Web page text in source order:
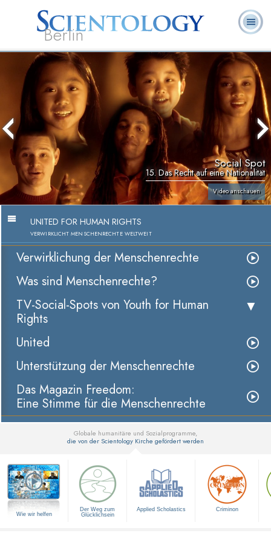
Berlin
Über uns
L. Ron
Hubbard
Scientology?
Ehrenamtliche
Geistliche
Häufig
gestellte
Fragen
Bücher
Social Spot
15. Das Recht auf eine Nationalität
Video anschauen
UNITED FOR HUMAN RIGHTS
VERWIRKLICHT MENSCHENRECHTE WELTWEIT
Verwirklichung der Menschenrechte
Was sind Menschenrechte?
TV-Social-Spots von Youth for Human
Rights
United
Unterstützung der Menschenrechte
Das Magazin Freedom:
Eine Stimme für die Menschenrechte
Globale humanitäre und Sozialprogramme,
die von der Scientology Kirche gefördert werden
Wie wir helfen
Der Weg zum
Glücklichsein
Applied Scholastics Criminon